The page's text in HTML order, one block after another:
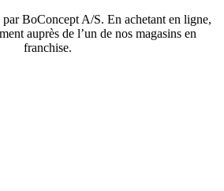
BoConcept A/S. En achetant en ligne,
auprès de l’un de nos magasins en
franchise.